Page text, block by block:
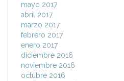
mayo 2017
abril 2017
marzo 2017
febrero 2017
enero 2017
diciembre 2016
noviembre 2016
octubre 2016